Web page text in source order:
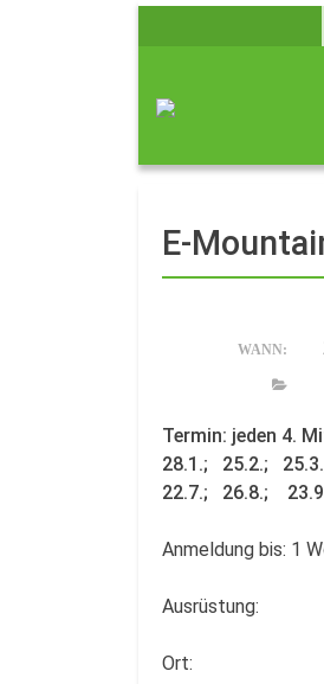
E-
WANN:
Termin: jeden 4.
28.1.; 25.2.;
22.7.; 26.8.;
Anmeldung bis: 1
Ausrüstung:
Ort: